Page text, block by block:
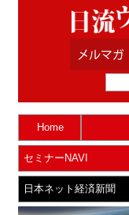
Home
セミナーNAVI
日本ネット経済新聞